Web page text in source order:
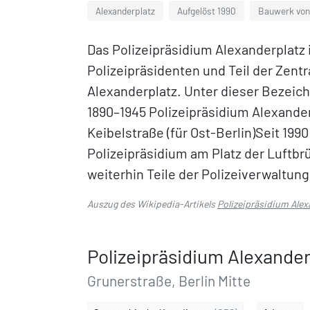
Alexanderplatz Aufgelöst 1990 Bauwerk
Das Polizeipräsidium
Polizeipräsidenten und Teil der
Alexanderplatz. Unter dieser
1890–1945 Polizeipräsidium
Keibelstraße (für Ost-Berlin)Seit
Polizeipräsidium am Platz der
weiterhin Teile der
Auszug des Wikipedia-ArtikelsPolizeipräsidium
Polizeipräsidium
Grunerstraße, Berlin Mitte